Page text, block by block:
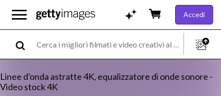
Accedi
Linee d'onda astratte 4K, equalizzatore di onde sonore -
Video stock 4K